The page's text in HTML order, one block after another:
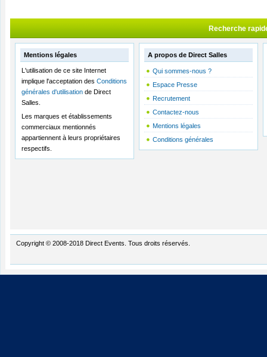
Recherche
Mentions légales
L'utilisation de ce site Internet
implique l'acceptation des Conditions
générales d'utilisation de Direct
Salles.
Les marques et établissements
commerciaux mentionnés
appartiennent à leurs propriétaires
respectifs.
A propos de Direct Salles
Qui sommes-nous ?
Espace Presse
Recrutement
Contactez-nous
Mentions légales
Conditions générales
Copyright © 2008-2018 Direct Events. Tous droits réservés.